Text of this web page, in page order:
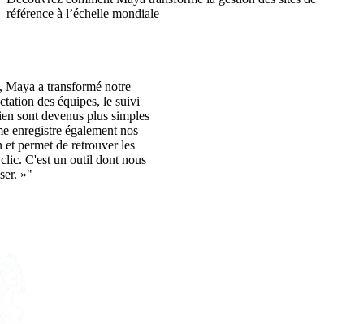
référence à l’échelle mondiale
a transformé notre
des équipes, le suivi
sont devenus plus simples
enregistre également nos
permet de retrouver les
C'est un outil dont nous
»"